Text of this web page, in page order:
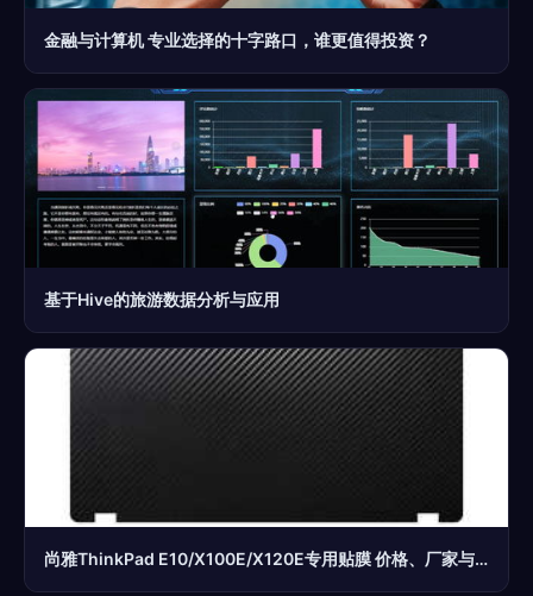
金融与计算机 专业选择的十字路口，谁更值得投资？
基于Hive的旅游数据分析与应用
尚雅ThinkPad E10/X100E/X120E专用贴膜 价格、厂家与选购指南